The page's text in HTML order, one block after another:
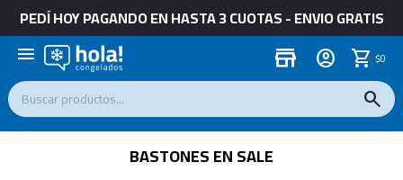
PEDÍ HOY PAGANDO EN HASTA 3 CUOTAS - ENVIO GRATIS
menu store $0
BASTONES EN SALE